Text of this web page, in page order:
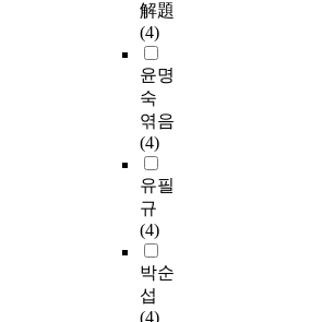
解題
(4)
윤명
숙
엮음
(4)
유필
규
(4)
박순
섭
(4)